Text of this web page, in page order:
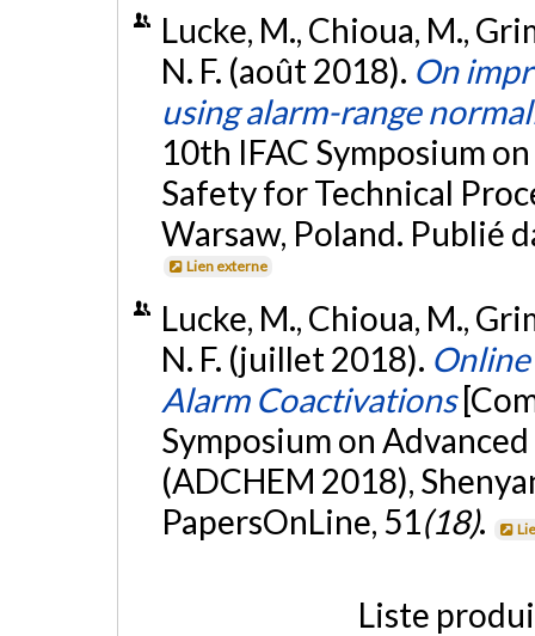
Lucke, M., Chioua, M.,
N. F. (août 2018). On
using alarm-range
10th IFAC Symposium
Safety for Technical
Warsaw, Poland. Publié
Lien externe
Lucke, M., Chioua, M.,
N. F. (juillet 2018).
Alarm Coactivations
Symposium on
(ADCHEM 2018),
PapersOnLine, 51 (18).
Liste